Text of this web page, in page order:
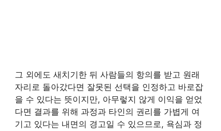
그 외에도 새치기한 뒤 사람들의 항의를 받고 원래
자리로 돌아갔다면 잘못된 선택을 인정하고 바로잡
을 수 있다는 뜻이지만, 아무렇지 않게 이익을 얻었
다면 결과를 위해 과정과 타인의 권리를 가볍게 여
기고 있다는 내면의 경고일 수 있으므로, 욕심과 정